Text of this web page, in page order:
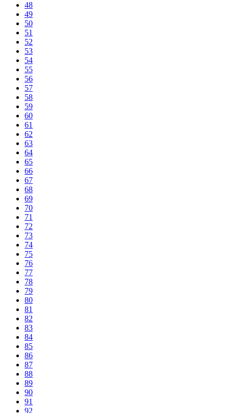
48
49
50
51
52
53
54
55
56
57
58
59
60
61
62
63
64
65
66
67
68
69
70
71
72
73
74
75
76
77
78
79
80
81
82
83
84
85
86
87
88
89
90
91
92